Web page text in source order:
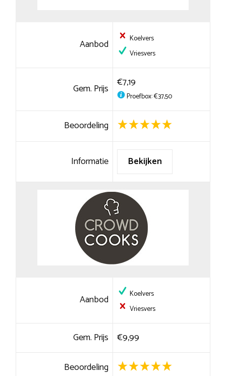
Aanbod
Koelvers
Vriesvers
Gem. Prijs €7,19
Proefbox: €37,50
Beoordeling
Informatie Bekijken
Aanbod
Koelvers
Vriesvers
Gem. Prijs €9,99
Beoordeling